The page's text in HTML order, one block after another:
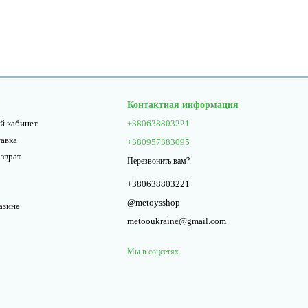
кабинет
Контактная информация
+380638803221
+380957383095
Перезвонить вам?
+380638803221
@metoysshop
metooukraine@gmail.com
Мы в соцсетях